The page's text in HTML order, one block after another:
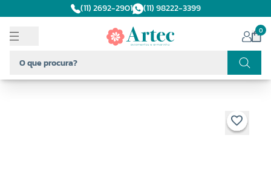
(11) 2692-2901 (11) 98222-3399
0